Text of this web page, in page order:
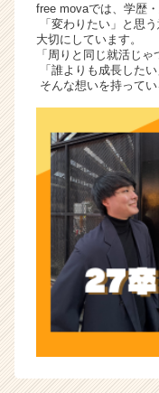
free movaでは、学歴
「変わりたい」と思
大切にしています。
「周りと同じ就活じゃ
「誰よりも成長したい
そんな想いを持って